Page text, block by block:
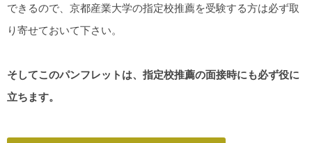
できるので、京都産業大学の指定校推薦を受験する方は必ず取
り寄せておいて下さい。
そしてこのパンフレットは、指定校推薦の面接時にも必ず役に
立ちます。